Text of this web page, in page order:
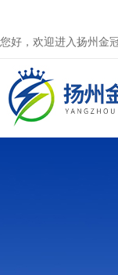
您好，欢迎进入扬州金